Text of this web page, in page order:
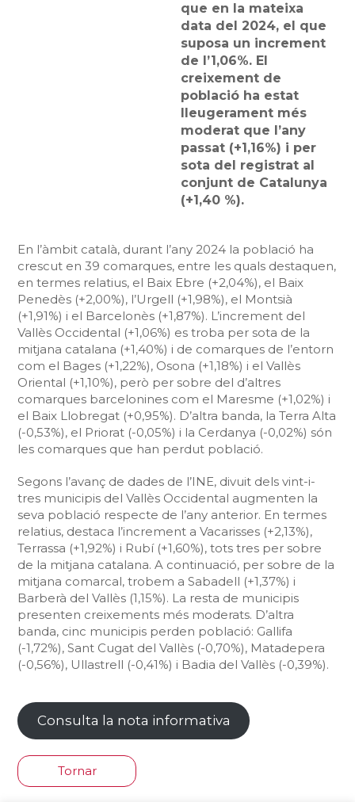
que en la mateixa
data del 2024, el que
suposa un increment
de l’1,06%. El
creixement de
població ha estat
lleugerament més
moderat que l’any
passat (+1,16%) i per
sota del registrat al
conjunt de Catalunya
(+1,40 %).
En l’àmbit català, durant l’any 2024 la població ha
crescut en 39 comarques, entre les quals destaquen,
en termes relatius, el Baix Ebre (+2,04%), el Baix
Penedès (+2,00%), l’Urgell (+1,98%), el Montsià
(+1,91%) i el Barcelonès (+1,87%). L’increment del
Vallès Occidental (+1,06%) es troba per sota de la
mitjana catalana (+1,40%) i de comarques de l’entorn
com el Bages (+1,22%), Osona (+1,18%) i el Vallès
Oriental (+1,10%), però per sobre del d’altres
comarques barcelonines com el Maresme (+1,02%) i
el Baix Llobregat (+0,95%). D’altra banda, la Terra Alta
(-0,53%), el Priorat (-0,05%) i la Cerdanya (-0,02%) són
les comarques que han perdut població.
Segons l’avanç de dades de l’INE, divuit dels vint-i-
tres municipis del Vallès Occidental augmenten la
seva població respecte de l’any anterior. En termes
relatius, destaca l’increment a Vacarisses (+2,13%),
Terrassa (+1,92%) i Rubí (+1,60%), tots tres per sobre
de la mitjana catalana. A continuació, per sobre de la
mitjana comarcal, trobem a Sabadell (+1,37%) i
Barberà del Vallès (1,15%). La resta de municipis
presenten creixements més moderats. D’altra
banda, cinc municipis perden població: Gallifa
(-1,72%), Sant Cugat del Vallès (-0,70%), Matadepera
(-0,56%), Ullastrell (-0,41%) i Badia del Vallès (-0,39%).
Consulta la nota informativa
Tornar